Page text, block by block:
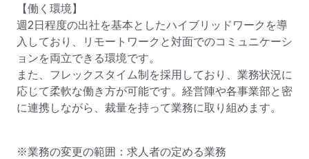
【働く環境】
週2日程度の出社を基本としたハイブリッドワークを導
入しており、リモートワークと対面でのコミュニケーシ
ョンを両立できる環境です。
また、フレックスタイム制を採用しており、業務状況に
応じて柔軟な働き方が可能です。経営陣や各事業部と密
に連携しながら、裁量を持って業務に取り組めます。
※業務の変更の範囲：求人者の定める業務